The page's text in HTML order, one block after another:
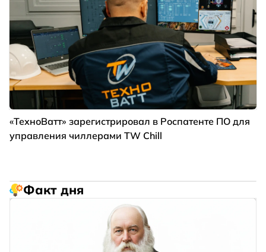
«ТехноВатт» зарегистрировал в Роспатенте ПО для
управления чиллерами TW Chill
Факт дня